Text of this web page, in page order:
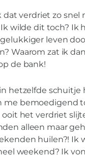
dat verdriet zo snel
wilde dit toch? Ik
leven
Waarom zat ik
de bank!
hetzelfde schuitje
me bemoedigend
het verdriet
alleen maar
huilen?! Ik
weekend? Ik